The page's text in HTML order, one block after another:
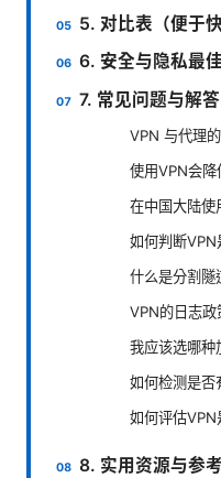
5. 对比表（便于
6. 安全与隐私最
7. 常见问题与解答
VPN 与代理
使用VPN会降
在中国大陆使
如何判断VPN
什么是分割隧
VPN的日志政
我应该选哪种
如何检测是否
如何评估VPN
8. 实用资源与参考